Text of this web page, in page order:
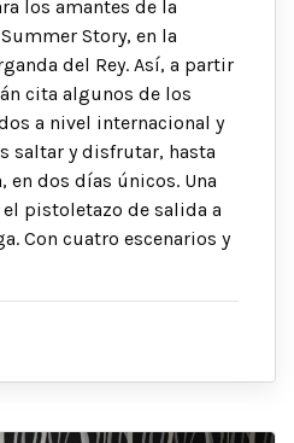
los amantes de la
Story, en la
del Rey. Así, a partir
cita algunos de los
a nivel internacional y
saltar y disfrutar, hasta
en dos días únicos. Una
pistoletazo de salida a
Con cuatro escenarios y